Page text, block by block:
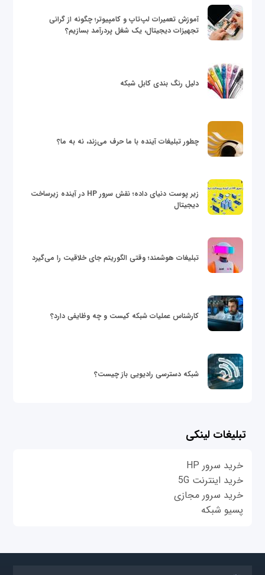
آموزش تعمیرات لپ‌تاپ و کامپیوتر؛ چگونه از گرانی
تجهیزات دیجیتال، یک شغل پردرآمد بسازیم؟
دلیل رنگ بندی کابل شبکه
چطور تبلیغات آینده با ما حرف می‌زند، نه به ما؟
زیر پوست دنیای داده؛ نقش سرور HP در آینده زیرساخت
دیجیتال
تبلیغات هوشمند؛ وقتی الگوریتم جای خلاقیت را می‌گیرد
کارشناس عملیات شبکه کیست و چه وظایفی دارد؟
شبکه دسترسی رادیویی باز چیست؟
تبلیغات لینکی
خرید سرور HP
خرید اینترنت 5G
خرید سرور مجازی
پسیو شبکه